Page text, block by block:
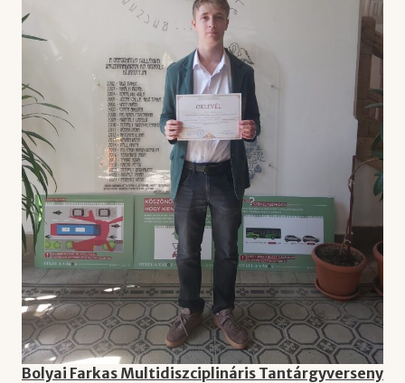
Bolyai Farkas Multidiszciplináris Tantárgyverseny